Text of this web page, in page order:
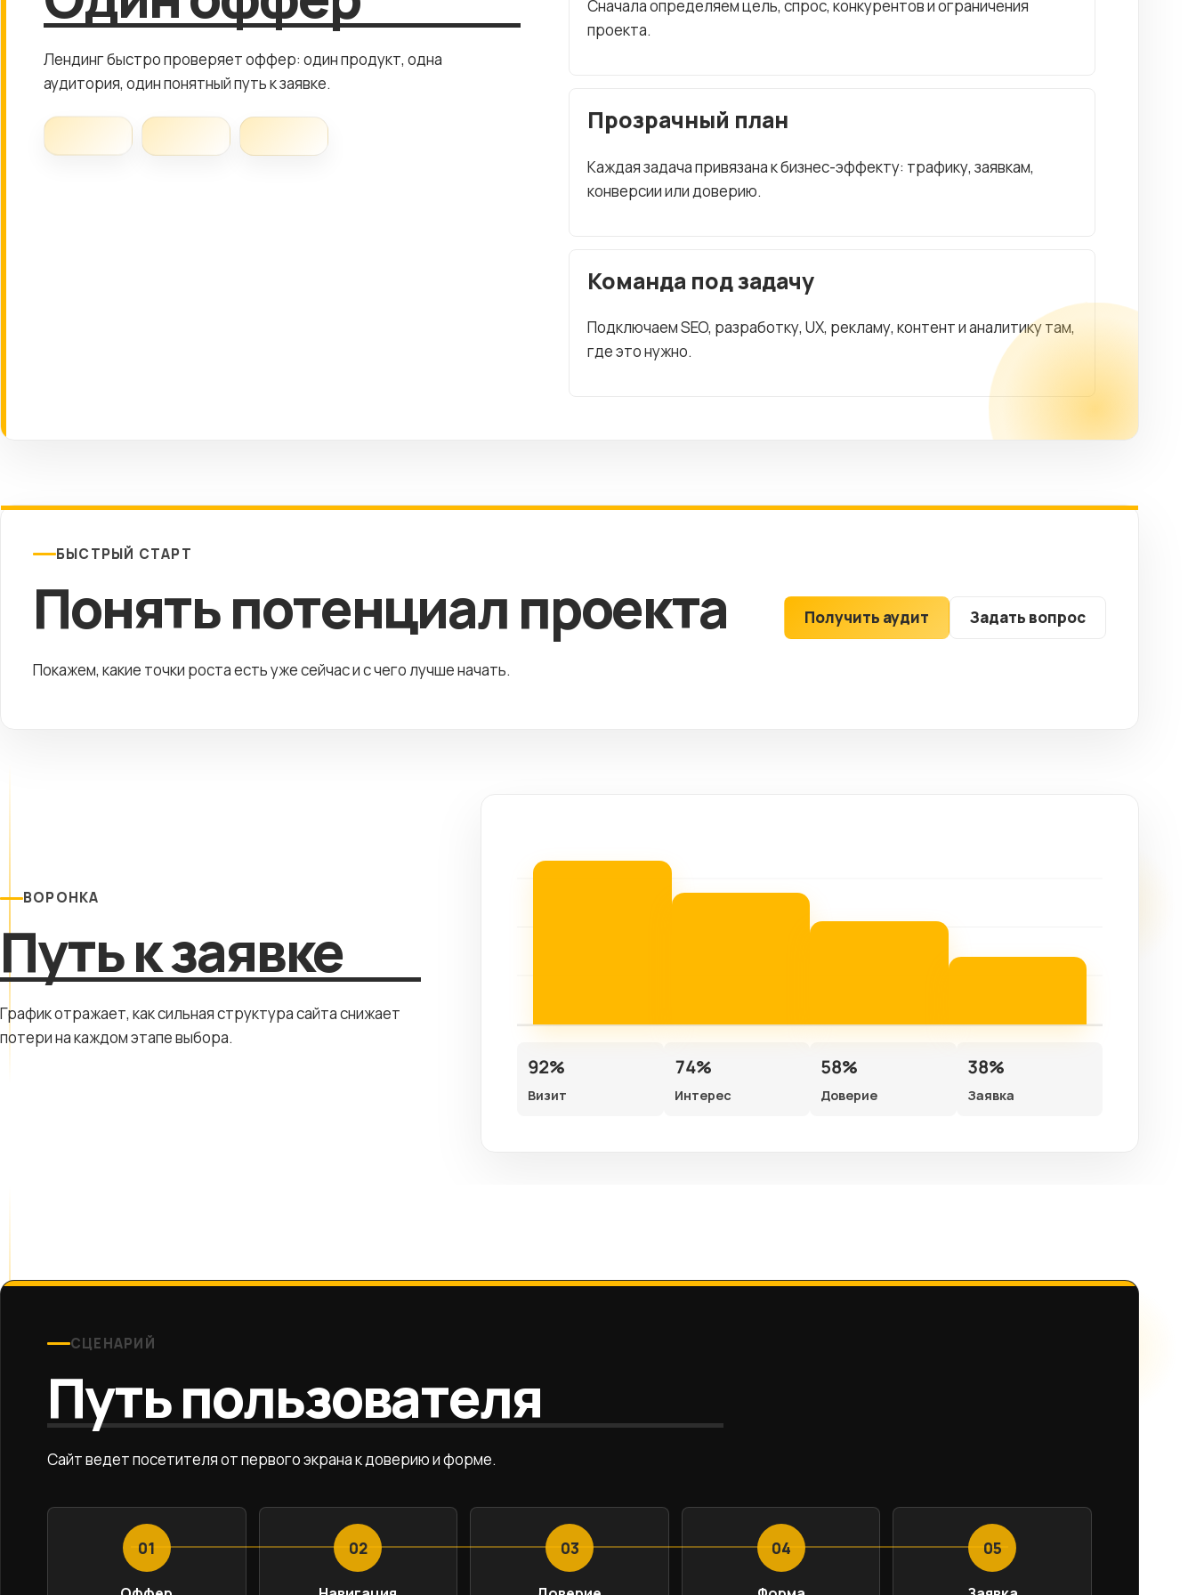
Лендинг быстро проверяет оффер: один продукт, одна
аудитория, один понятный путь к заявке.
Сначала определяем цель, спрос, конкурентов и ограничения
проекта.
Прозрачный план
Каждая задача привязана к бизнес-эффекту: трафику, заявкам,
конверсии или доверию.
Команда под задачу
Подключаем SEO, разработку, UX, рекламу, контент и аналитику там,
где это нужно.
БЫСТРЫЙ СТАРТ
Понять потенциал проекта
Покажем, какие точки роста есть уже сейчас и с чего лучше начать.
Получить аудит Задать вопрос
ВОРОНКА
Путь к заявке
График отражает, как сильная структура сайта снижает
потери на каждом этапе выбора.
92%
Визит
74%
Интерес
58%
Доверие
38%
Заявка
СЦЕНАРИЙ
Путь пользователя
Сайт ведет посетителя от первого экрана к доверию и форме.
01 02 03 04 05